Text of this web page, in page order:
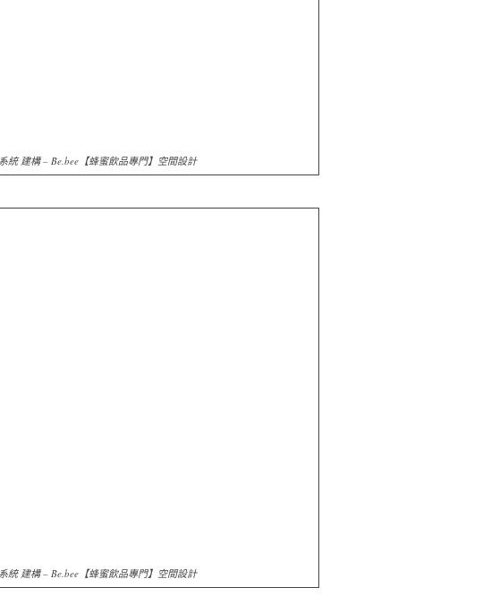
統 建構 – Be.bee【蜂蜜飲品專門】空間設計
統 建構 – Be.bee【蜂蜜飲品專門】空間設計